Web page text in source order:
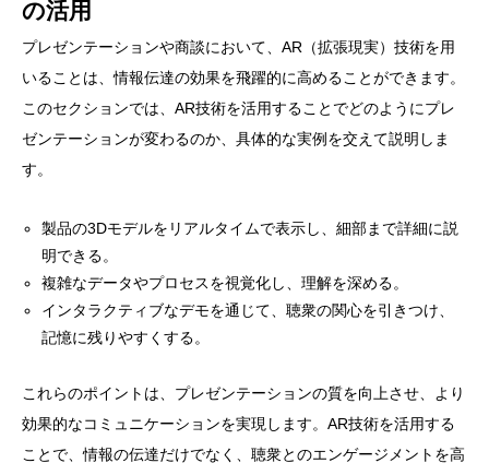
の活用
プレゼンテーションや商談において、AR（拡張現実）技術を用
いることは、情報伝達の効果を飛躍的に高めることができます。
このセクションでは、AR技術を活用することでどのようにプレ
ゼンテーションが変わるのか、具体的な実例を交えて説明しま
す。
製品の3Dモデルをリアルタイムで表示し、細部まで詳細に説
明できる。
複雑なデータやプロセスを視覚化し、理解を深める。
インタラクティブなデモを通じて、聴衆の関心を引きつけ、
記憶に残りやすくする。
これらのポイントは、プレゼンテーションの質を向上させ、より
効果的なコミュニケーションを実現します。AR技術を活用する
ことで、情報の伝達だけでなく、聴衆とのエンゲージメントを高